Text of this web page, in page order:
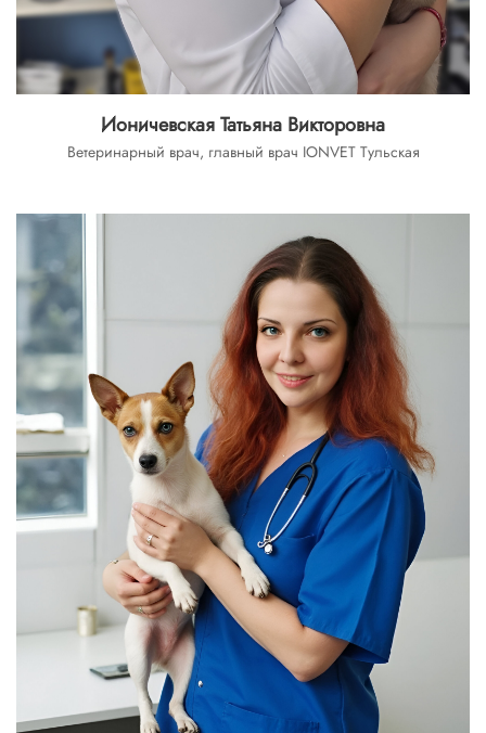
Ионичевская Татьяна Викторовна
Ветеринарный врач, главный врач IONVET Тульская